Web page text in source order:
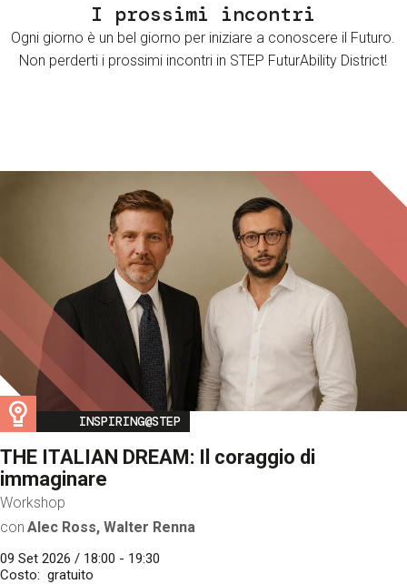
I prossimi incontri
Ogni giorno è un bel giorno per iniziare a conoscere il Futuro.
Non perderti i prossimi incontri in STEP FuturAbility District!
Image
INSPIRING@STEP
THE ITALIAN DREAM: Il coraggio di
immaginare
Workshop
con Alec Ross, Walter Renna
09 Set 2026 / 18:00 - 19:30
Costo
gratuito